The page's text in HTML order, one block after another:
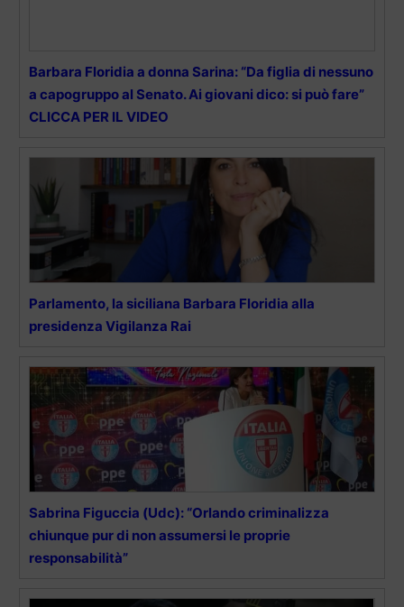
Barbara Floridia a donna Sarina: “Da figlia di nessuno
a capogruppo al Senato. Ai giovani dico: si può fare”
CLICCA PER IL VIDEO
Parlamento, la siciliana Barbara Floridia alla
presidenza Vigilanza Rai
Sabrina Figuccia (Udc): “Orlando criminalizza
chiunque pur di non assumersi le proprie
responsabilità”